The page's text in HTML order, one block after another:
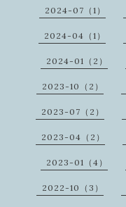
2024-07（1）
2024-04（1）
2024-01（2）
2023-10（2）
2023-07（2）
2023-04（2）
2023-01（4）
2022-10（3）